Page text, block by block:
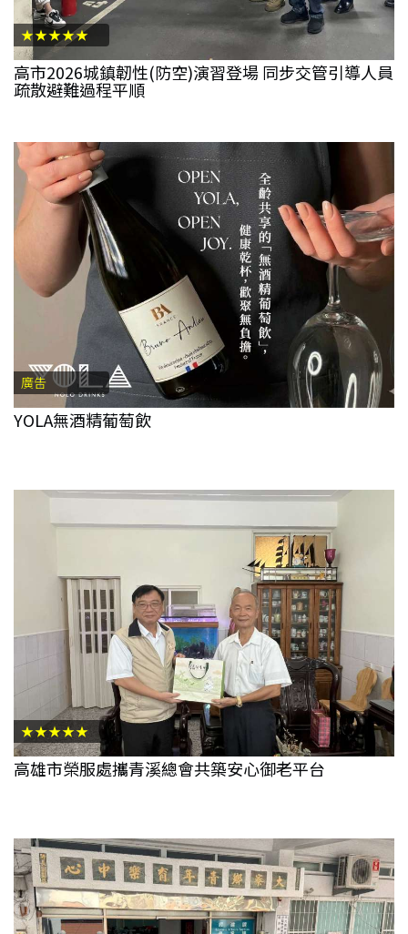
★★★★★
高市2026城鎮韌性(防空)演習登場 同步交管引導人員
疏散避難過程平順
廣告
YOLA無酒精葡萄飲
★★★★★
高雄市榮服處攜青溪總會共築安心御老平台